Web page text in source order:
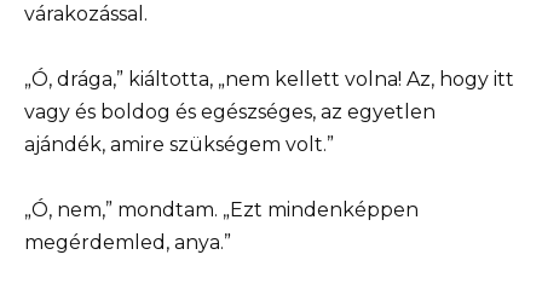
várakozással.
„Ó, drága,” kiáltotta, „nem kellett volna! Az, hogy itt
vagy és boldog és egészséges, az egyetlen
ajándék, amire szükségem volt.”
„Ó, nem,” mondtam. „Ezt mindenképpen
megérdemled, anya.”